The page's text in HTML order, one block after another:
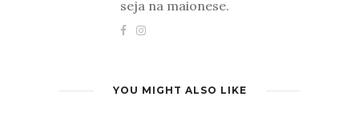
seja na maionese.
YOU MIGHT ALSO LIKE